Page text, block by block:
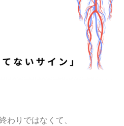
わりではなくて、